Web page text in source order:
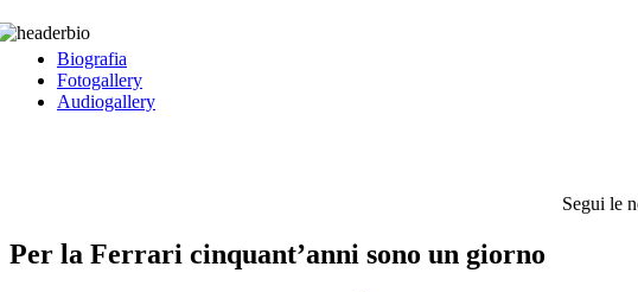
Biografia
Fotogallery
Audiogallery
Segui le
Per la Ferrari cinquant’anni sono un giorno